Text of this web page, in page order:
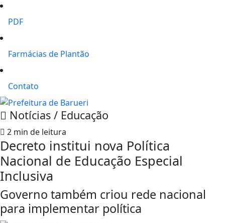
PDF
Farmácias de Plantão
Contato
Notícias / Educação
2 min de leitura
Decreto institui nova Política
Nacional de Educação Especial
Inclusiva
Governo também criou rede nacional
para implementar política